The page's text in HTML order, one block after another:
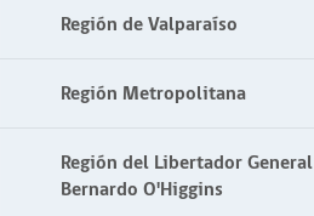
Región de Valparaíso
Región Metropolitana
Región del Libertador General
Bernardo O'Higgins